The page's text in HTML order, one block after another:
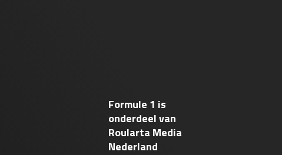
Formule 1 is
onderdeel van
Roularta Media
Nederland